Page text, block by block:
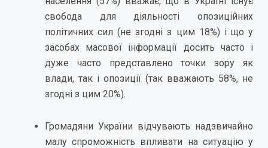
свобода для діяльності опозиційних
політичних сил (не згодні з цим 18%) і що у
засобах масової інформації досить часто і
дуже часто представлено точки зору як
влади, так і опозиції (так вважають 58%, не
згодні з цим 20%).
Громадяни України відчувають надзвичайно
малу спроможність впливати на ситуацію у